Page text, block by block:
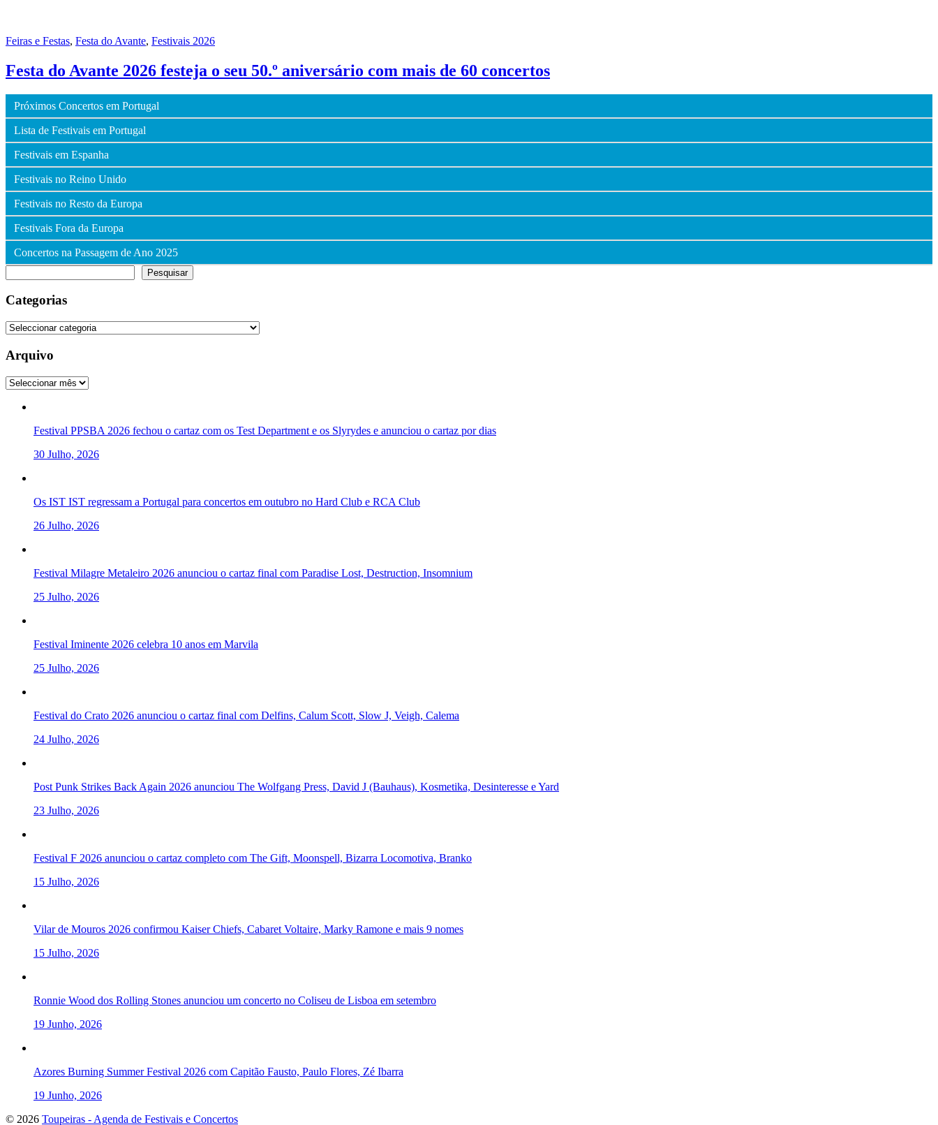
Feiras e Festas, Festa do Avante, Festivais 2026
Festa do Avante 2026 festeja o seu 50.º aniversário com mais de 60 concertos
Próximos Concertos em Portugal
Lista de Festivais em Portugal
Festivais em Espanha
Festivais no Reino Unido
Festivais no Resto da Europa
Festivais Fora da Europa
Concertos na Passagem de Ano 2025
Pesquisar
Categorias
Categorias
Arquivo
Arquivo
Festival PPSBA 2026 fechou o cartaz com os Test Department e os Slyrydes e anunciou o cartaz por dias
30 Julho, 2026
Os IST IST regressam a Portugal para concertos em outubro no Hard Club e RCA Club
26 Julho, 2026
Festival Milagre Metaleiro 2026 anunciou o cartaz final com Paradise Lost, Destruction, Insomnium
25 Julho, 2026
Festival Iminente 2026 celebra 10 anos em Marvila
25 Julho, 2026
Festival do Crato 2026 anunciou o cartaz final com Delfins, Calum Scott, Slow J, Veigh, Calema
24 Julho, 2026
Post Punk Strikes Back Again 2026 anunciou The Wolfgang Press, David J (Bauhaus), Kosmetika, Desinteresse e Yard
23 Julho, 2026
Festival F 2026 anunciou o cartaz completo com The Gift, Moonspell, Bizarra Locomotiva, Branko
15 Julho, 2026
Vilar de Mouros 2026 confirmou Kaiser Chiefs, Cabaret Voltaire, Marky Ramone e mais 9 nomes
15 Julho, 2026
Ronnie Wood dos Rolling Stones anunciou um concerto no Coliseu de Lisboa em setembro
19 Junho, 2026
Azores Burning Summer Festival 2026 com Capitão Fausto, Paulo Flores, Zé Ibarra
19 Junho, 2026
To
© 2026 Toupeiras - Agenda de Festivais e Concertos